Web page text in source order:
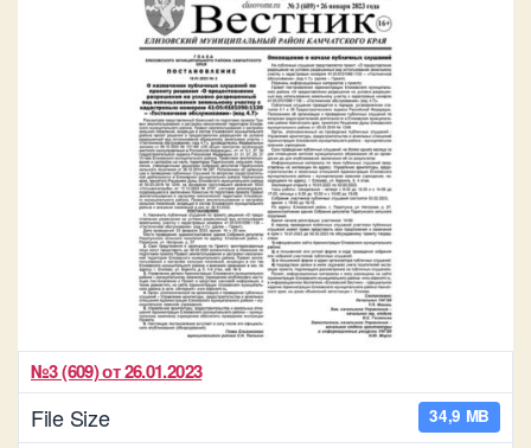
№3 (609) от 26.01.2023
File Size 34,9 MB